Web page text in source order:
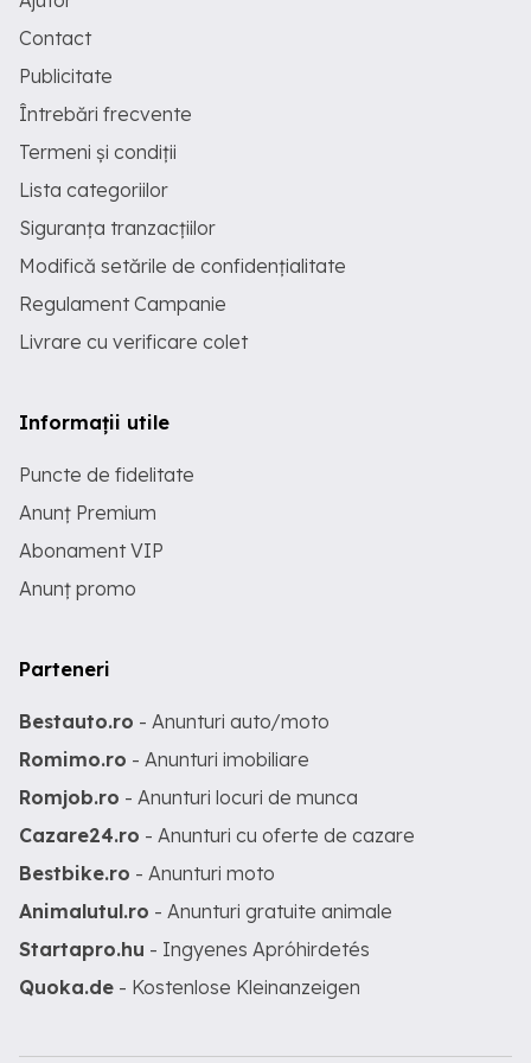
Contact
Publicitate
Întrebări frecvente
Termeni și condiții
Lista categoriilor
Siguranța tranzacțiilor
Modifică setările de confidențialitate
Regulament Campanie
Livrare cu verificare colet
Informații utile
Puncte de fidelitate
Anunț Premium
Abonament VIP
Anunț promo
Parteneri
Bestauto.ro - Anunturi auto/moto
Romimo.ro - Anunturi imobiliare
Romjob.ro - Anunturi locuri de munca
Cazare24.ro - Anunturi cu oferte de cazare
Bestbike.ro - Anunturi moto
Animalutul.ro - Anunturi gratuite animale
Startapro.hu - Ingyenes Apróhirdetés
Quoka.de - Kostenlose Kleinanzeigen